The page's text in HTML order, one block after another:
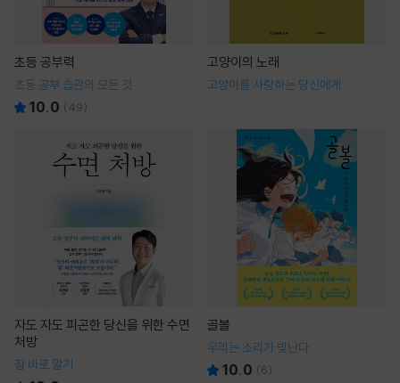
초등 공부력
초등 공부 습관의 모든 것
10.0 (49)
고양이의 노래
고양이를 사랑하는 당신에게
자도 자도 피곤한 당신을 위한 수면
처방
잠 바로 알기
골볼
우리는 소리가 빛난다
10.0 (6)